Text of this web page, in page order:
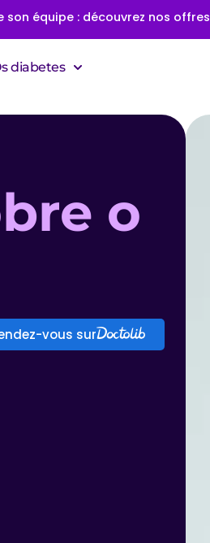
son équipe : découvrez nos offres
diabetes
o
vous sur